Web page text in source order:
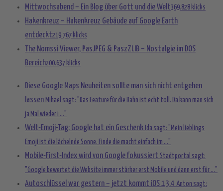
Mittwochsabend – Ein Blog über Gott und die Welt369.828 klicks
Hakenkreuz – Hakenkreuz Gebäude auf Google Earth
entdeckt219.767 klicks
The Nomssi Viewer, PasJPEG & PaszZLIB – Nostalgie im DOS
Bereich200.637 klicks
Diese Google Maps Neuheiten sollte man sich nicht entgehen
lassen Mihael sagt: "Das Feature für die Bahn ist echt toll. Da kann man sich
ja Mal wieder i ..."
Welt-Emoji-Tag: Google hat ein Geschenk Ida sagt: "Mein lieblings
Emoji ist die lächelnde Sonne. Finde die macht einfach im ..."
Mobile-First-Index wird von Google fokussiert Stadtportal sagt:
"Google bewertet die Website immer stärker erst Mobile und dann erst für ..."
Autoschlüssel war gestern – jetzt kommt iOS 13.4 Anton sagt: